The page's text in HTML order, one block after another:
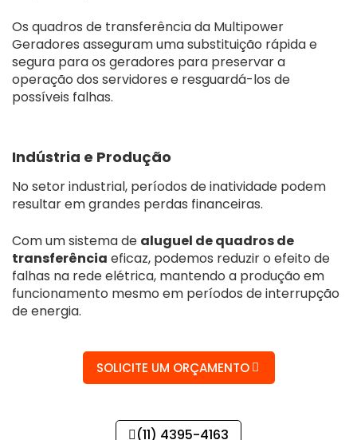
Os quadros de transferência da Multipower
Geradores asseguram uma substituição rápida e
segura para os geradores para preservar a
operação dos servidores e resguardá-los de
possíveis falhas.
Indústria e Produção
No setor industrial, períodos de inatividade podem
resultar em grandes perdas financeiras.
Com um sistema de aluguel de quadros de
transferência eficaz, podemos reduzir o efeito de
falhas na rede elétrica, mantendo a produção em
funcionamento mesmo em períodos de interrupção
de energia.
SOLICITE UM ORÇAMENTO
(11) 4395-4163